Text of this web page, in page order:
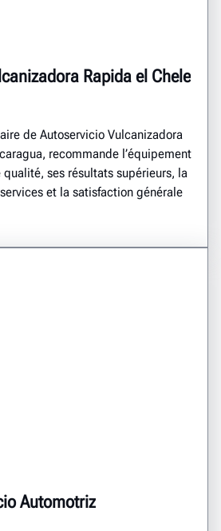
Rapida el Chele
de Autoservicio Vulcanizadora
recommande l’équipement
ses résultats supérieurs, la
et la satisfaction générale
Automotriz